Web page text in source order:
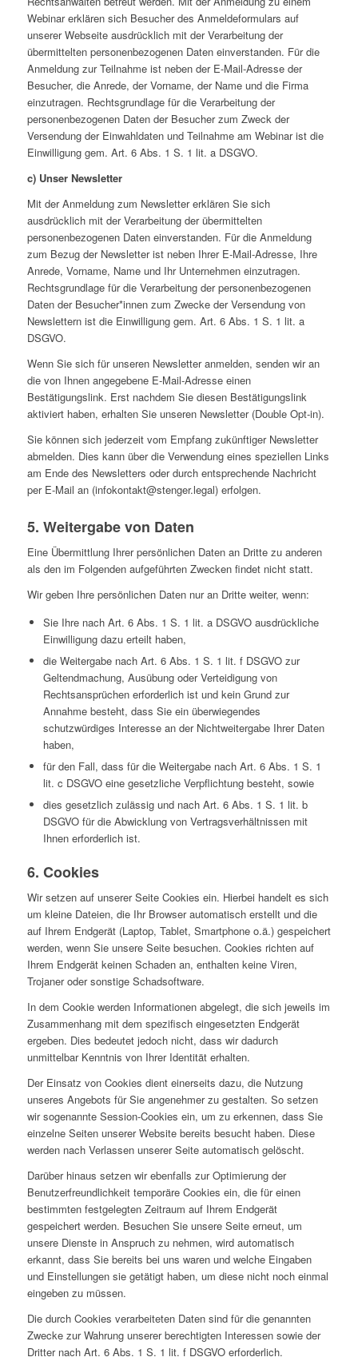
Webinar erklären sich Besucher des Anmeldeformulars auf
unserer Webseite ausdrücklich mit der Verarbeitung der
übermittelten personenbezogenen Daten einverstanden. Für die
Anmeldung zur Teilnahme ist neben der E-Mail-Adresse der
Besucher, die Anrede, der Vorname, der Name und die Firma
einzutragen. Rechtsgrundlage für die Verarbeitung der
personenbezogenen Daten der Besucher zum Zweck der
Versendung der Einwahldaten und Teilnahme am Webinar ist die
Einwilligung gem. Art. 6 Abs. 1 S. 1 lit. a DSGVO.
c) Unser Newsletter
Mit der Anmeldung zum Newsletter erklären Sie sich
ausdrücklich mit der Verarbeitung der übermittelten
personenbezogenen Daten einverstanden. Für die Anmeldung
zum Bezug der Newsletter ist neben Ihrer E-Mail-Adresse, Ihre
Anrede, Vorname, Name und Ihr Unternehmen einzutragen.
Rechtsgrundlage für die Verarbeitung der personenbezogenen
Daten der Besucher*innen zum Zwecke der Versendung von
Newslettern ist die Einwilligung gem. Art. 6 Abs. 1 S. 1 lit. a
DSGVO.
Wenn Sie sich für unseren Newsletter anmelden, senden wir an
die von Ihnen angegebene E-Mail-Adresse einen
Bestätigungslink. Erst nachdem Sie diesen Bestätigungslink
aktiviert haben, erhalten Sie unseren Newsletter (Double Opt-in).
Sie können sich jederzeit vom Empfang zukünftiger Newsletter
abmelden. Dies kann über die Verwendung eines speziellen Links
am Ende des Newsletters oder durch entsprechende Nachricht
per E-Mail an (infokontakt@stenger.legal) erfolgen.
5. Weitergabe von Daten
Eine Übermittlung Ihrer persönlichen Daten an Dritte zu anderen
als den im Folgenden aufgeführten Zwecken findet nicht statt.
Wir geben Ihre persönlichen Daten nur an Dritte weiter, wenn:
Sie Ihre nach Art. 6 Abs. 1 S. 1 lit. a DSGVO ausdrückliche
Einwilligung dazu erteilt haben,
die Weitergabe nach Art. 6 Abs. 1 S. 1 lit. f DSGVO zur
Geltendmachung, Ausübung oder Verteidigung von
Rechtsansprüchen erforderlich ist und kein Grund zur
Annahme besteht, dass Sie ein überwiegendes
schutzwürdiges Interesse an der Nichtweitergabe Ihrer Daten
haben,
für den Fall, dass für die Weitergabe nach Art. 6 Abs. 1 S. 1
lit. c DSGVO eine gesetzliche Verpflichtung besteht, sowie
dies gesetzlich zulässig und nach Art. 6 Abs. 1 S. 1 lit. b
DSGVO für die Abwicklung von Vertragsverhältnissen mit
Ihnen erforderlich ist.
6. Cookies
Wir setzen auf unserer Seite Cookies ein. Hierbei handelt es sich
um kleine Dateien, die Ihr Browser automatisch erstellt und die
auf Ihrem Endgerät (Laptop, Tablet, Smartphone o.ä.) gespeichert
werden, wenn Sie unsere Seite besuchen. Cookies richten auf
Ihrem Endgerät keinen Schaden an, enthalten keine Viren,
Trojaner oder sonstige Schadsoftware.
In dem Cookie werden Informationen abgelegt, die sich jeweils im
Zusammenhang mit dem spezifisch eingesetzten Endgerät
ergeben. Dies bedeutet jedoch nicht, dass wir dadurch
unmittelbar Kenntnis von Ihrer Identität erhalten.
Der Einsatz von Cookies dient einerseits dazu, die Nutzung
unseres Angebots für Sie angenehmer zu gestalten. So setzen
wir sogenannte Session-Cookies ein, um zu erkennen, dass Sie
einzelne Seiten unserer Website bereits besucht haben. Diese
werden nach Verlassen unserer Seite automatisch gelöscht.
Darüber hinaus setzen wir ebenfalls zur Optimierung der
Benutzerfreundlichkeit temporäre Cookies ein, die für einen
bestimmten festgelegten Zeitraum auf Ihrem Endgerät
gespeichert werden. Besuchen Sie unsere Seite erneut, um
unsere Dienste in Anspruch zu nehmen, wird automatisch
erkannt, dass Sie bereits bei uns waren und welche Eingaben
und Einstellungen sie getätigt haben, um diese nicht noch einmal
eingeben zu müssen.
Die durch Cookies verarbeiteten Daten sind für die genannten
Zwecke zur Wahrung unserer berechtigten Interessen sowie der
Dritter nach Art. 6 Abs. 1 S. 1 lit. f DSGVO erforderlich.